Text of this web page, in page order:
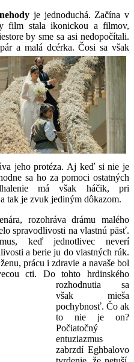
je jednoduchá. Začína v
film stala ikonickou a filmov,
by sme sa asi nedopočítali.
a malá dcérka. Čosisa však
jeho protéza. Aj keď si nie je
sa ho za pomoci ostatných
má však háčik, pri
tak je zvuk jediným dôkazom.
rozohráva drámu malého
spravodlivosti na vlastnú päsť.
keď jednotlivec neverí
a berie ju do vlastných rúk.
prácu i zdravie a navaše bol
cti. Do tohto hrdinského
rozhodnutia sa
však mieša
pochybnosť. Čo ak
to nie je on?
Počiatočný
entuziazmus
zabrzdí Eghbalovo